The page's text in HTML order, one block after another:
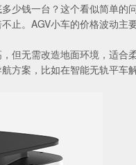
少钱一台？这个看似简单的
止。AGV小车的价格波动主
但无需改造地面环境，适合柔
方案，比如在智能无轨平车